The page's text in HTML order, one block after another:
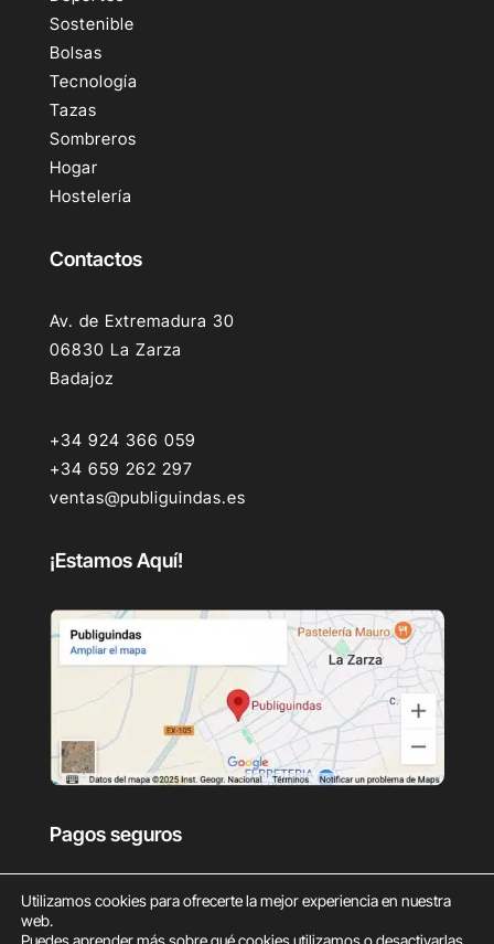
Sostenible
Bolsas
Tecnología
Tazas
Sombreros
Hogar
Hostelería
Contactos
Av. de Extremadura 30
06830 La Zarza
Badajoz
+34 924 366 059
+34 659 262 297
ventas@publiguindas.es
¡Estamos Aquí!
Pagos seguros
Utilizamos cookies para ofrecerte la mejor experiencia en nuestra
web.
Puedes aprender más sobre qué cookies utilizamos o desactivarlas